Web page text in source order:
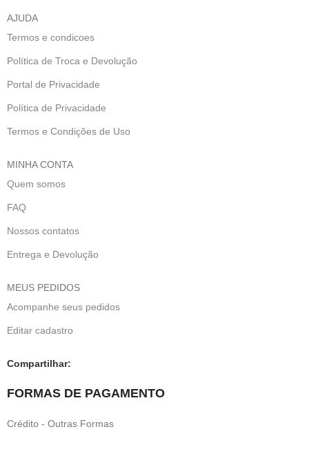
AJUDA
Termos e condicoes
Política de Troca e Devolução
Portal de Privacidade
Política de Privacidade
Termos e Condições de Uso
MINHA CONTA
Quem somos
FAQ
Nossos contatos
Entrega e Devolução
MEUS PEDIDOS
Acompanhe seus pedidos
Editar cadastro
Compartilhar:
FORMAS DE PAGAMENTO
Crédito - Outras Formas